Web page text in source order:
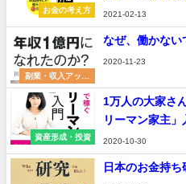
お金の考え方
2021-02-13
副業・収入アップ
術
なぜ、働かない
2020-11-23
資産形成・投資
1万人の大家さ
リーマン家主」
2020-10-30
日本のお金持ち